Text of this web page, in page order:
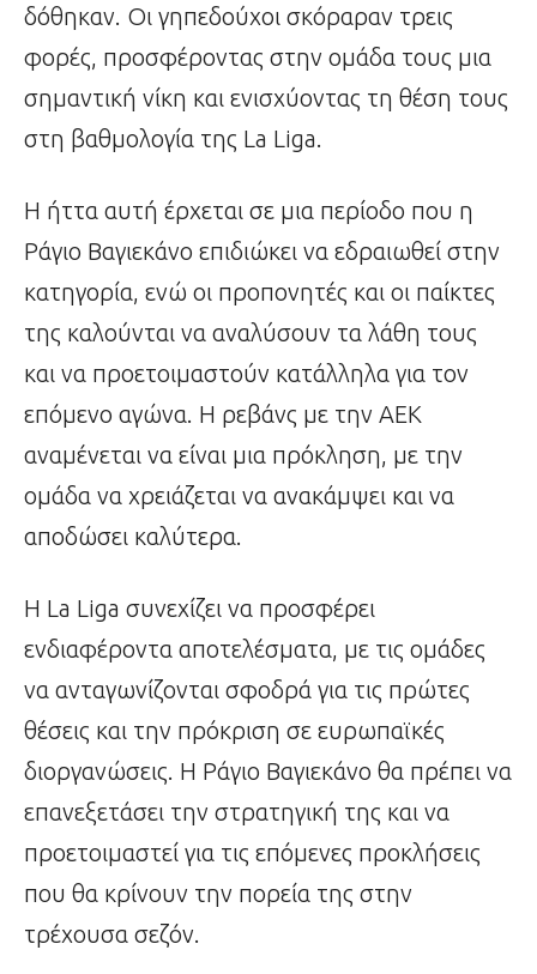
δόθηκαν. Οι γηπεδούχοι σκόραραν τρεις
φορές, προσφέροντας στην ομάδα τους μια
σημαντική νίκη και ενισχύοντας τη θέση τους
στη βαθμολογία της La Liga.
Η ήττα αυτή έρχεται σε μια περίοδο που η
Ράγιο Βαγιεκάνο επιδιώκει να εδραιωθεί στην
κατηγορία, ενώ οι προπονητές και οι παίκτες
της καλούνται να αναλύσουν τα λάθη τους
και να προετοιμαστούν κατάλληλα για τον
επόμενο αγώνα. Η ρεβάνς με την ΑΕΚ
αναμένεται να είναι μια πρόκληση, με την
ομάδα να χρειάζεται να ανακάμψει και να
αποδώσει καλύτερα.
Η La Liga συνεχίζει να προσφέρει
ενδιαφέροντα αποτελέσματα, με τις ομάδες
να ανταγωνίζονται σφοδρά για τις πρώτες
θέσεις και την πρόκριση σε ευρωπαϊκές
διοργανώσεις. Η Ράγιο Βαγιεκάνο θα πρέπει να
επανεξετάσει την στρατηγική της και να
προετοιμαστεί για τις επόμενες προκλήσεις
που θα κρίνουν την πορεία της στην
τρέχουσα σεζόν.